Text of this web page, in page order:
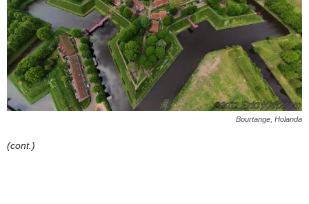
Bourtange, Holanda
(cont.)